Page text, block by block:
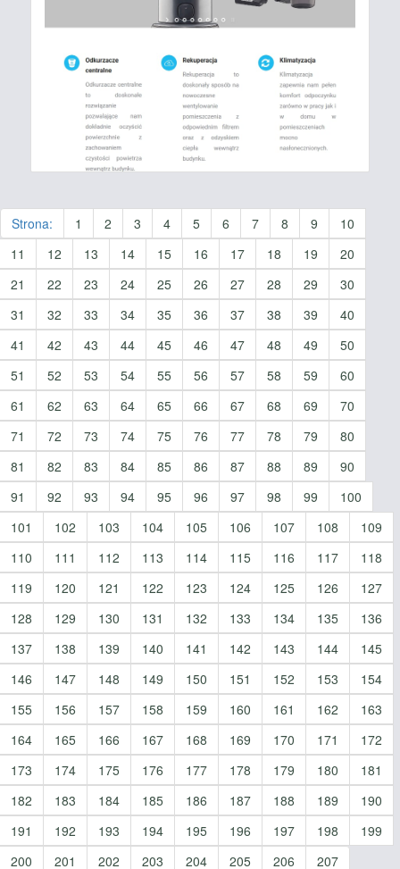
Strona: 1 2 3 4 5 6 7 8 9
10
11
12 13 14 15 16 17 18 19
20
21
22 23 24 25 26 27 28 29
30
31
32 33 34 35 36 37 38 39
40
41
42 43 44 45 46 47 48 49
50
51
52 53 54 55 56 57 58 59
60
61
62 63 64 65 66 67 68 69
70
71
72 73 74 75 76 77 78 79
80
81
82 83 84 85 86 87 88 89
90
91
92 93 94 95 96 97 98 99
100
101
102 103 104 105 106 107 108
109
110
111 112 113 114 115 116 117
118
119
120 121 122 123 124 125 126
127
128
129 130 131 132 133 134 135
136
137
138 139 140 141 142 143 144
145
146
147 148 149 150 151 152 153
154
155
156 157 158 159 160 161 162
163
164
165 166 167 168 169 170 171
172
173
174 175 176 177 178 179 180
181
182
183 184 185 186 187 188 189
190
191
192 193 194 195 196 197 198
199
200
201 202 203 204 205 206 207